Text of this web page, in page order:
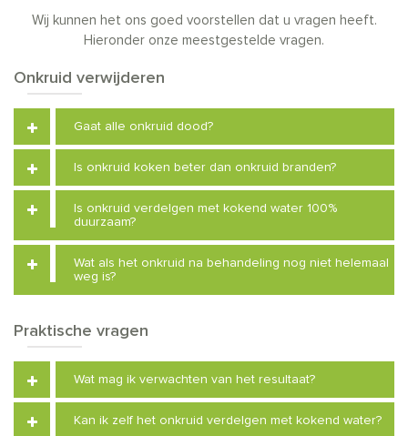
Wij kunnen het ons goed voorstellen dat u vragen heeft.
Hieronder onze meestgestelde vragen.
Onkruid verwijderen
Gaat alle onkruid dood?
Is onkruid koken beter dan onkruid branden?
Is onkruid verdelgen met kokend water 100%
duurzaam?
Wat als het onkruid na behandeling nog niet helemaal
weg is?
Praktische vragen
Wat mag ik verwachten van het resultaat?
Kan ik zelf het onkruid verdelgen met kokend water?